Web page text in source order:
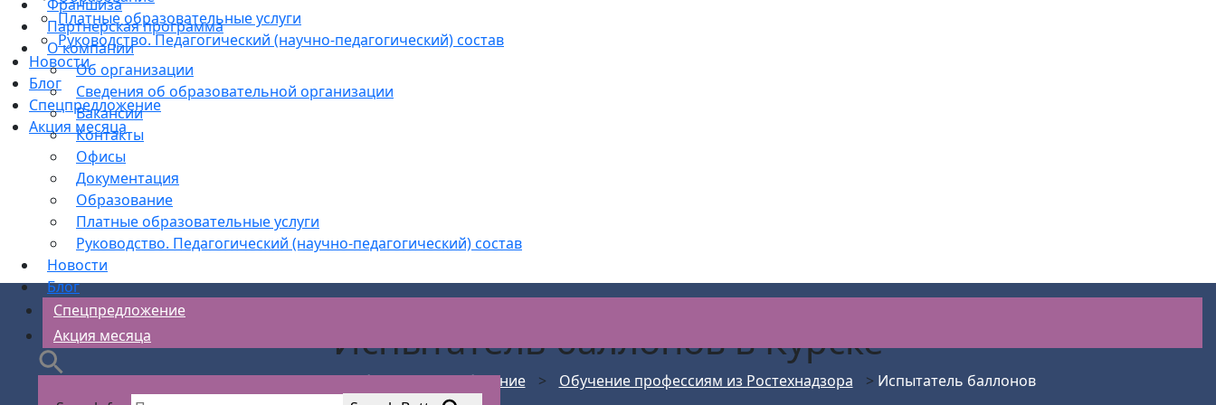
Платные образовательные услуги
Руководство. Педагогический (научно-педагогический) состав
Новости
Блог
Спецпредложение
Акция месяца
Франшиза
Партнерская программа
О компании
Об организации
Сведения об образовательной организации
Вакансии
Контакты
Офисы
Документация
Образование
Платные образовательные услуги
Руководство. Педагогический (научно-педагогический) состав
Новости
Блог
Спецпредложение
Акция месяца
Испытатель баллоновв Курске
АС Безопасности > Рабочие кадры обучение > Обучение профессиям из Ростехнадзора > Испытатель баллонов